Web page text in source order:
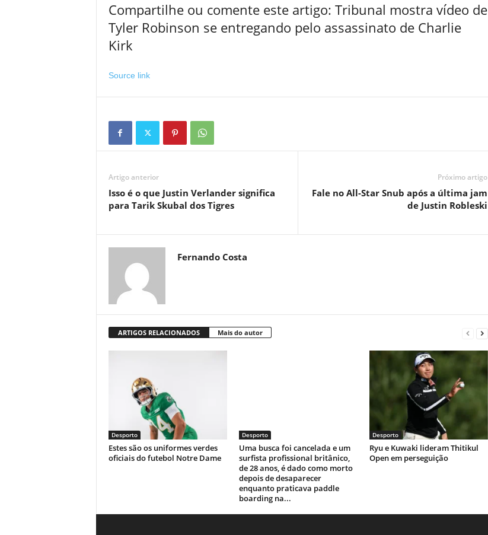
Compartilhe ou comente este artigo: Tribunal mostra vídeo de
Tyler Robinson se entregando pelo assassinato de Charlie
Kirk
Source link
Artigo anterior
Isso é o que Justin Verlander significa
para Tarik Skubal dos Tigres
Próximo artigo
Fale no All-Star Snub após a última jam
de Justin Robleski
Fernando Costa
ARTIGOS RELACIONADOS Mais do autor
Desporto
Estes são os uniformes verdes
oficiais do futebol Notre Dame
Desporto
Uma busca foi cancelada e um
surfista profissional britânico,
de 28 anos, é dado como morto
depois de desaparecer
enquanto praticava paddle
boarding na...
Desporto
Ryu e Kuwaki lideram Thitikul
Open em perseguição